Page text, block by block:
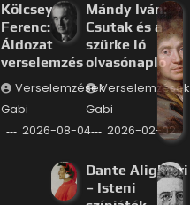
Kölcsey
Ferenc:
Áldozat
verselemzés
Verselemzések
Gabi
2026-08-04
Mándy Iván:
Csutak és a
szürke ló
olvasónapló
Verselemzések
Gabi
2026-02-02
Dante Alighieri
– Isteni